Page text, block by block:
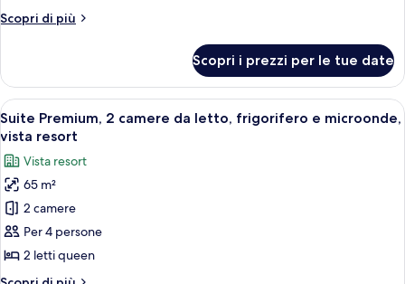
Scopri di più
Altri
Premium
Scopri i prezzi per le tue date
Apri
tutte
le
foto
per
Suite
Premium,
2
camere
Camera da letto con un letto, una
7
Suite Premium, 2 camere da letto, frigorifero e microonde,
vista resort
Vista resort
65 m²
2 camere
Per 4 persone
2 letti queen